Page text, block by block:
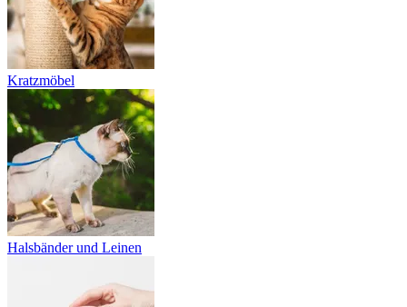
Kratzmöbel
Halsbänder und Leinen